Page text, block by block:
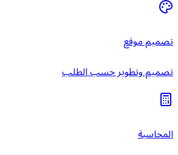
تصميم موقع
تصميم وتطوير حسب الطلب
المحاسبة